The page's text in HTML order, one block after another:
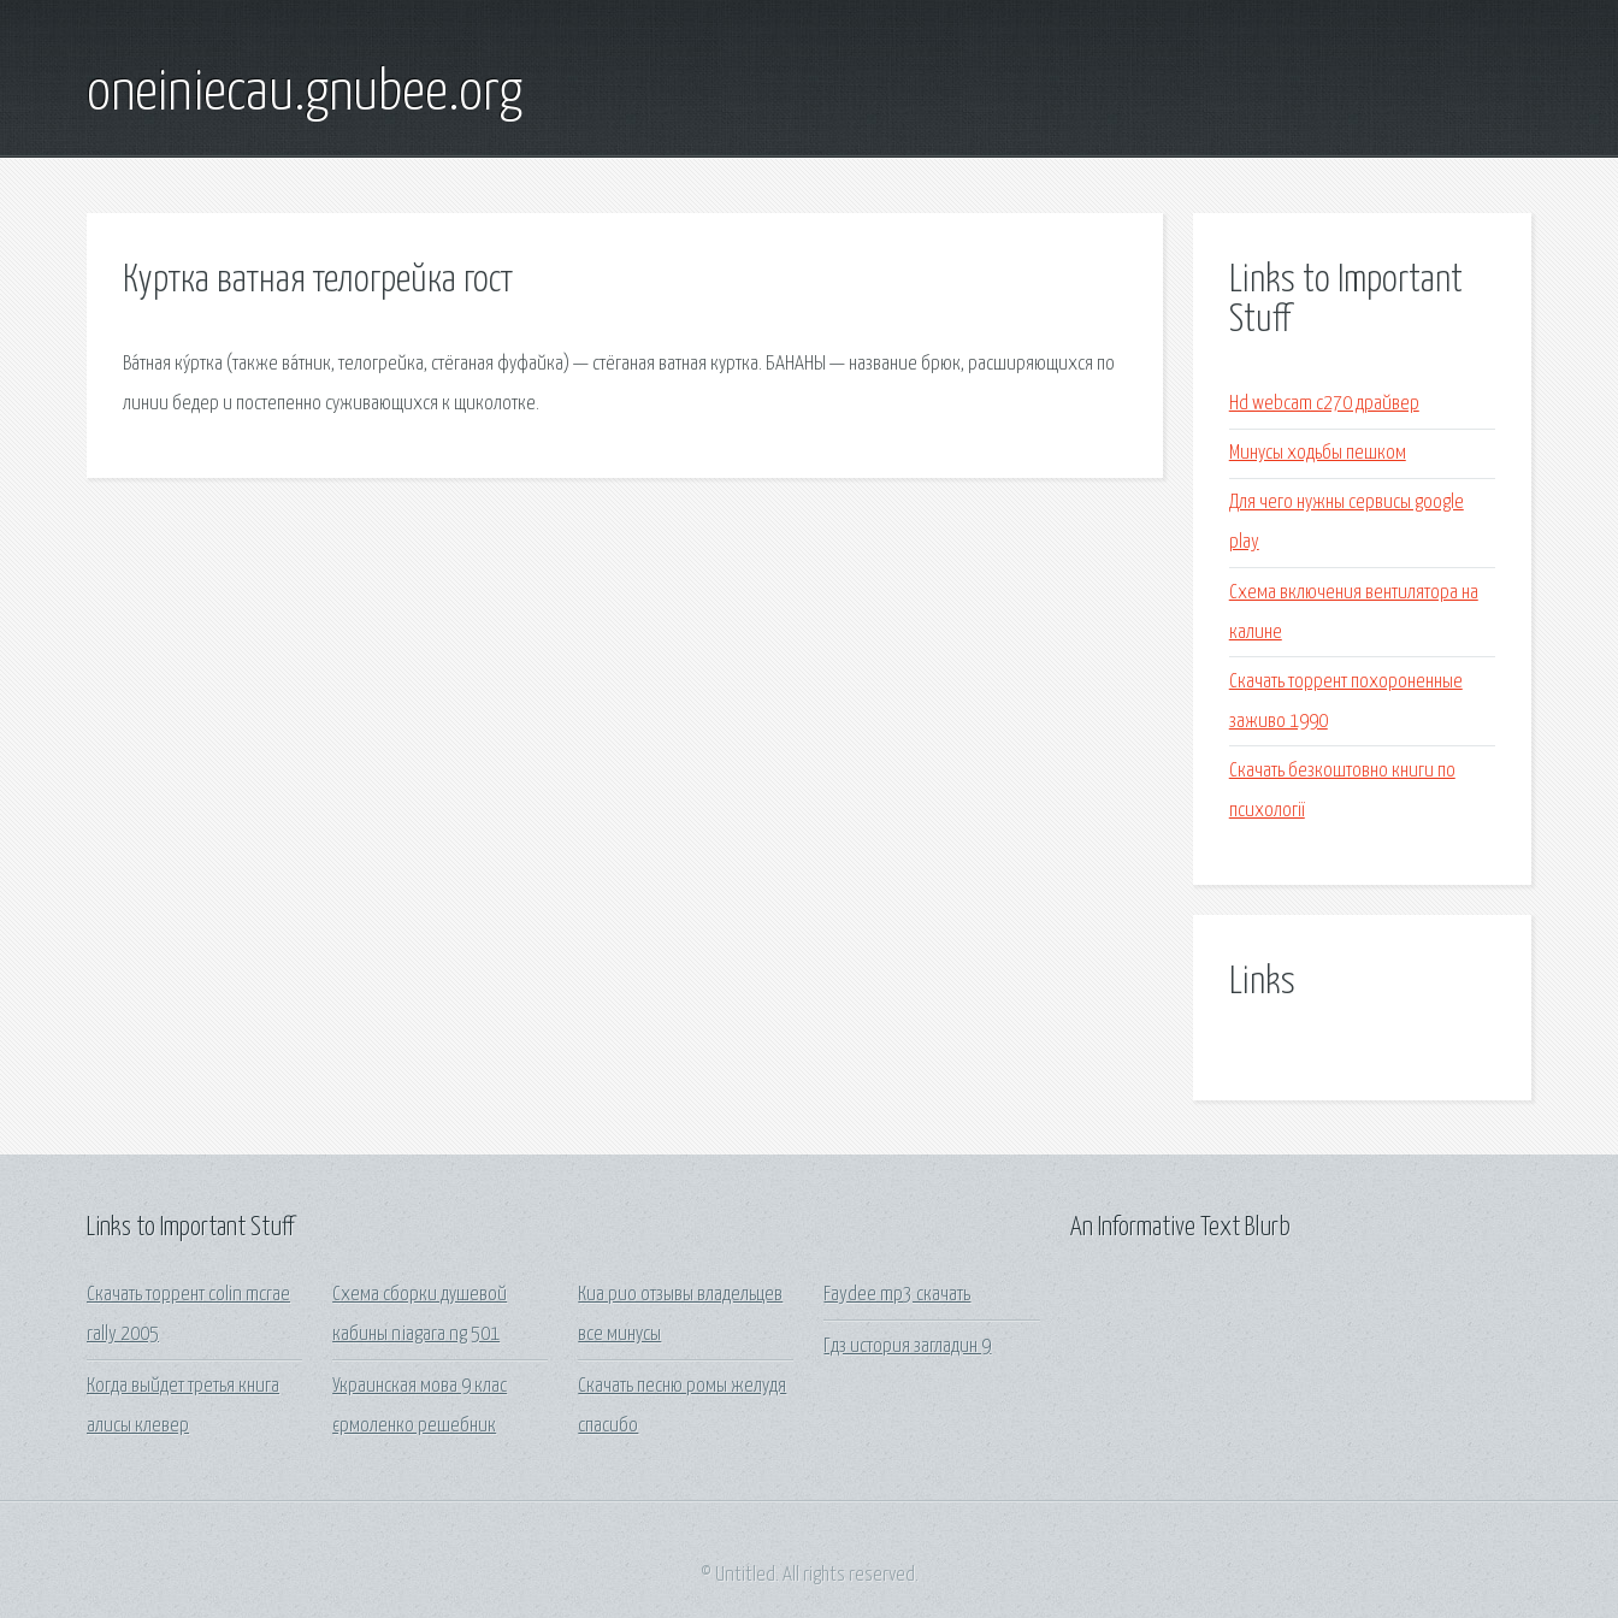
oneiniecau.gnubee.org
Куртка ватная телогрейка гост
Ва́тная ку́ртка (также ва́тник, телогрейка, стёганая фуфайка) — стёганая ватная куртка. БАНАНЫ — название брюк, расширяющихся по
линии бедер и постепенно суживающихся к щиколотке.
Links to Important
Stuff
Hd webcam c270 драйвер
Минусы ходьбы пешком
Для чего нужны сервисы google
play
Схема включения вентилятора на
калине
Скачать торрент похороненные
заживо 1990
Скачать безкоштовно книги по
психології
Links
Links to Important Stuff
Скачать торрент colin mcrae
rally 2005
Когда выйдет третья книга
алисы клевер
Схема сборки душевой
кабины niagara ng 501
Украинская мова 9 клас
єрмоленко решебник
Киа рио отзывы владельцев
все минусы
Скачать песню ромы желудя
спасибо
Faydee mp3 скачать
Гдз история загладин 9
An Informative Text Blurb
© Untitled. All rights reserved.